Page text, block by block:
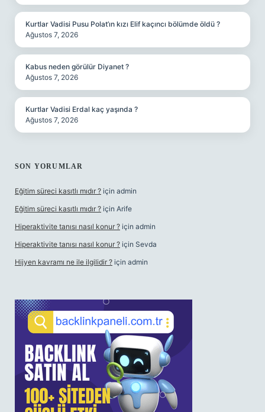
Kurtlar Vadisi Pusu Polat’ın kızı Elif kaçıncı bölümde öldü ?
Ağustos 7, 2026
Kabus neden görülür Diyanet ?
Ağustos 7, 2026
Kurtlar Vadisi Erdal kaç yaşında ?
Ağustos 7, 2026
SON YORUMLAR
Eğitim süreci kasıtlı mıdır ? için admin
Eğitim süreci kasıtlı mıdır ? için Arife
Hiperaktivite tanısı nasıl konur ? için admin
Hiperaktivite tanısı nasıl konur ? için Sevda
Hijyen kavramı ne ile ilgilidir ? için admin